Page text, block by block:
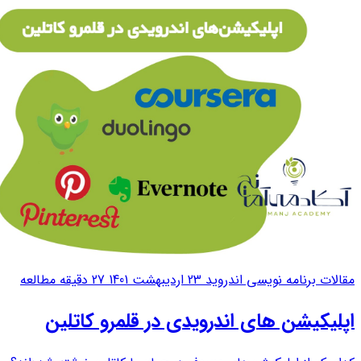
مقالات برنامه نویسی اندروید 23 اردیبهشت 1401 27 دقیقه مطالعه
اپلیکیشن های اندرویدی در قلمرو کاتلین